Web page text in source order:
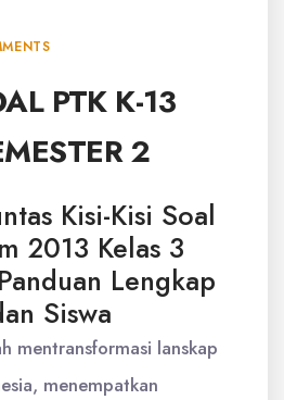
PTK K-13
2
Kisi-Kisi Soal
2013 Kelas 3
Lengkap
Siswa
mentransformasi lanskap
menempatkan